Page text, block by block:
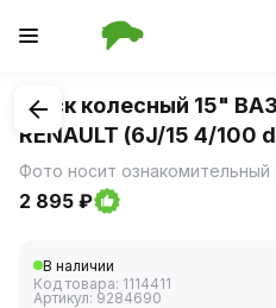
1/1
Диск колесный 15"
RENAULT (6J/15 4/100
(TREBL) 64A50C_P
2 895 ₽
В наличии
Код товара: 1114411
Артикул: 9284690